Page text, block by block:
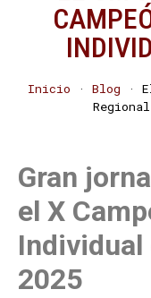
Inicio · Blog ·
Gran
el X
2025